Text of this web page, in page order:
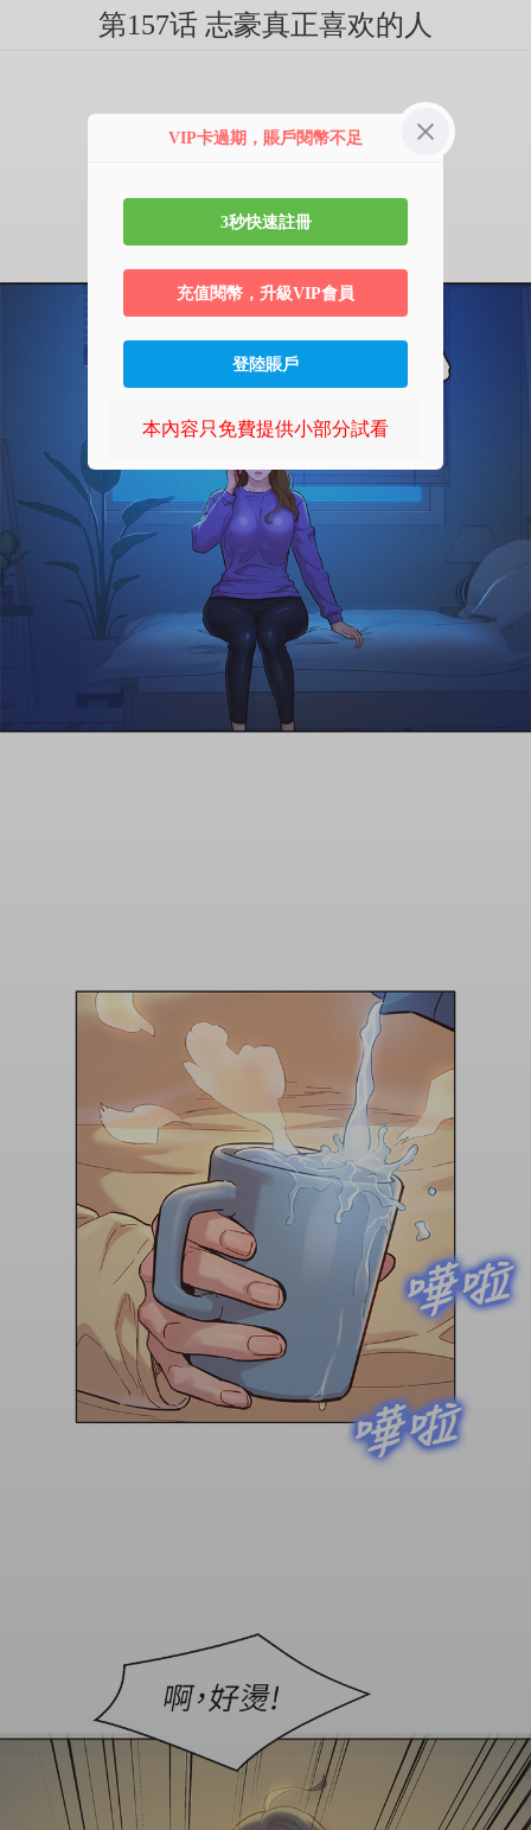
第157话 志豪真正喜欢的人
VIP卡過期，賬戶閱幣不足
3秒快速註冊
充值閱幣，升級VIP會員
登陸賬戶
本內容只免費提供小部分試看